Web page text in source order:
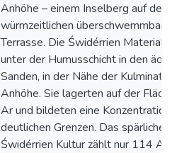
Anhöhe – einem Inselberg auf der
würmzeitlichen
Terrasse. Die Świdérrien
unter der Humusschicht in den
Sanden, in der Nähe der
Anhöhe. Sie lagerten auf der
Ar und bildeten eine
deutlichen Grenzen. Das spärliche
Świdérrien Kultur zählt nur 114